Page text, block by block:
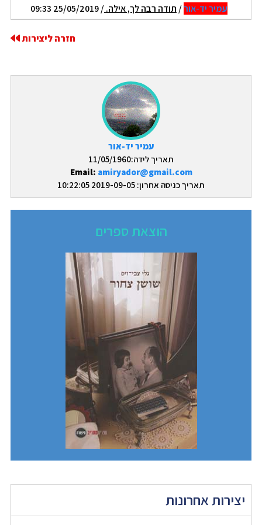
עמיר יד-אור
תאריך לידה:11/05/1960
Email: amiryador@gmail.com
תאריך כניסה אחרון: 2019-09-05 10:22:05
הוצאת ספרים
יצירות אחרונות
עמיר יד-אור/ תודה רבה לך, אילה./ 25/05/2019 09:33
חזרה ליצירות